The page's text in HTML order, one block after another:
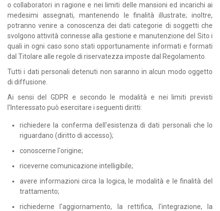
o collaboratori in ragione e nei limiti delle mansioni ed incarichi ai
medesimi assegnati, mantenendo le finalità illustrate; inoltre,
potranno venire a conoscenza dei dati categorie di soggetti che
svolgono attività connesse alla gestione e manutenzione del Sito i
quali in ogni caso sono stati opportunamente informati e formati
dal Titolare alle regole di riservatezza imposte dal Regolamento.
Tutti i dati personali detenuti non saranno in alcun modo oggetto
di diffusione.
Ai sensi del GDPR e secondo le modalità e nei limiti previsti
l'Interessato può esercitare i seguenti diritti:
richiedere la conferma dell'esistenza di dati personali che lo
riguardano (diritto di accesso);
conoscerne l'origine;
riceverne comunicazione intelligibile;
avere informazioni circa la logica, le modalità e le finalità del
trattamento;
richiederne l'aggiornamento, la rettifica, l'integrazione, la